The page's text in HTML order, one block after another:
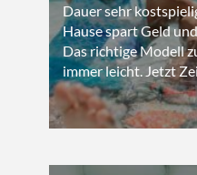
Dauer sehr
Hause spart Geld
Das richtige Modell
immer leicht. Jetzt